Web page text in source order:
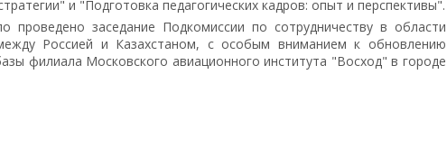
и "Подготовка педагогических кадров: опыт и перспективы".
проведено заседание Подкомиссии по сотрудничеству в области
Россией и Казахстаном, с особым вниманием к обновлению
филиала Московского авиационного института "Восход" в городе